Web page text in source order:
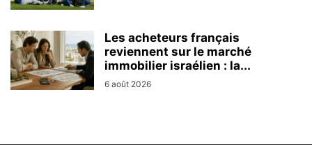
Les acheteurs français
reviennent sur le marché
immobilier israélien : la...
6 août 2026